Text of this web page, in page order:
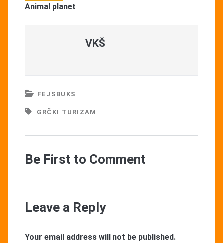
Animal planet
VKŠ
FEJSBUKS
GRČKI TURIZAM
Be First to Comment
Leave a Reply
Your email address will not be published.